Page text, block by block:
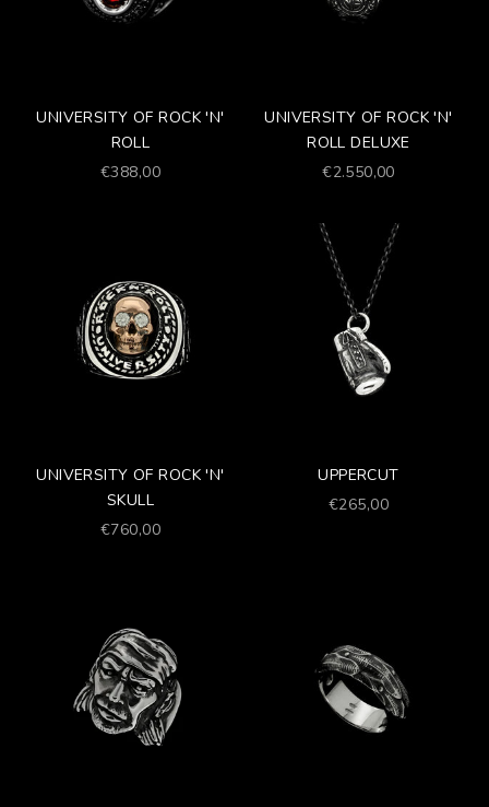
UNIVERSITY OF ROCK 'N'
ROLL
Prezzo scontato
€388,00
UNIVERSITY OF ROCK 'N'
ROLL DELUXE
Prezzo scontato
€2.550,00
UNIVERSITY OF ROCK 'N'
SKULL
Prezzo scontato
€760,00
UPPERCUT
Prezzo scontato
€265,00